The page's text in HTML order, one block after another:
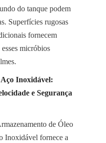
do tanque podem
Superfícies rugosas
fornecem
micróbios
Aço Inoxidável:
e Segurança
de Óleo
Inoxidável fornece a